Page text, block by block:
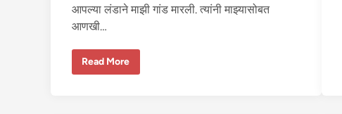
आपल्या लंडाने माझी गांड मारली. त्यांनी माझ्यासोबत
आणखी…
ग
Read More